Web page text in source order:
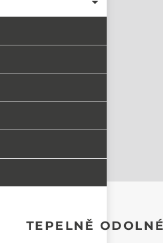
PŘIHLÁSIT SE
nastavit nové heslo
TEPELNĚ